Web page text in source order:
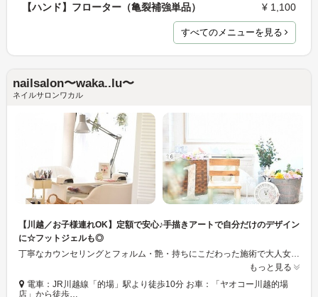
【ハンド】フローター（亀裂補強単品）
¥ 1,100
すべてのメニューを見る
nailsalon〜waka..lu〜
ネイルサロンワカル
【川越／お子様連れOK】定額で安心♪手描きアートで自分だけのデザイン
に☆フットジェルも◎
丁寧なカウンセリングとフォルム・艶・持ちにこだわった施術で大人女性に人気☆彡的場駅徒歩10分◇1日1～2組様の完全予約制／プライベートサロンなのでゆったり施術を受けられます♪お子様を連れてのご来店も大歓迎◎わかりやすい定額メニューで、思う存分ネイルをお楽しみ下さい！シンプル系はもちろん、得意の手描きアートでお客様にぴったりのデザインをご提供します♪
もっと見る
電車：JR川越線「的場」駅より徒歩10分 お車：「ヤオコー川越的場
店」から徒歩…